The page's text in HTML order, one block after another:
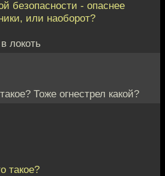
безопасности - опаснее
или наоборот?
локоть
Тоже огнестрел какой?
такое?